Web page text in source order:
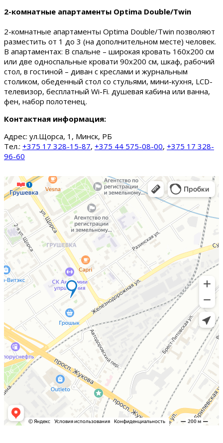
2-комнатные апартаменты Optima Double/Twin
2-комнатные апартаменты Optima Double/Twin позволяют
разместить от 1 до 3 (на дополнительном месте) человек.
В апартаментах: В спальне – широкая кровать 160х200 см
или две односпальные кровати 90х200 см, шкаф, рабочий
стол, в гостиной – диван с креслами и журнальным
столиком, обеденный стол со стульями, мини-кухня, LCD-
телевизор, бесплатный Wi-Fi. душевая кабина или ванна,
фен, набор полотенец.
Контактная информация:
Адрес: ул.Щорса, 1, Минск, РБ
Тел.: +375 17 328-15-87, +375 44 575-08-00, +375 17 328-
96-60